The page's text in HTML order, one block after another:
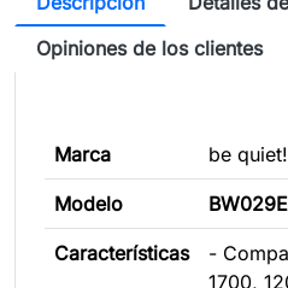
Opiniones de los clientes
Marca be quiet!
Modelo
Características
-
1700,